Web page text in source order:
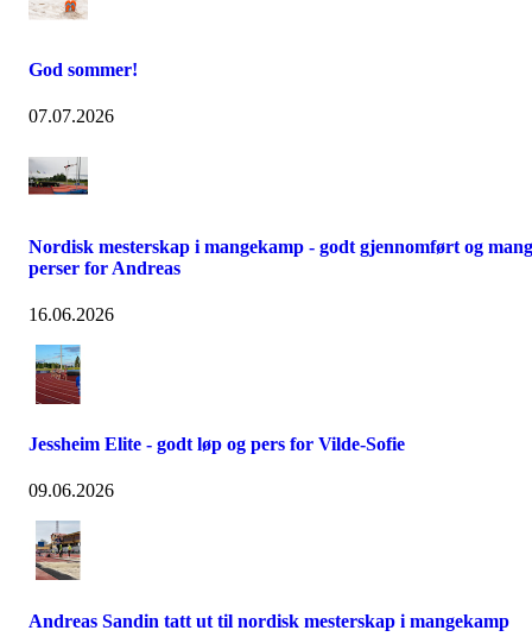
God sommer!
07.07.2026
Nordisk mesterskap i mangekamp - godt gjennomført og
perser for Andreas
16.06.2026
Jessheim Elite - godt løp og pers for Vilde-Sofie
09.06.2026
Andreas Sandin tatt ut til nordisk mesterskap i mangekamp